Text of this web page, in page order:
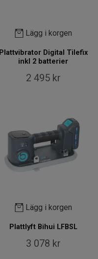
Lägg i korgen
Plattvibrator Digital Tilefix
inkl 2 batterier
2 495 kr
Lägg i korgen
Plattlyft Bihui LFBSL
3 078 kr